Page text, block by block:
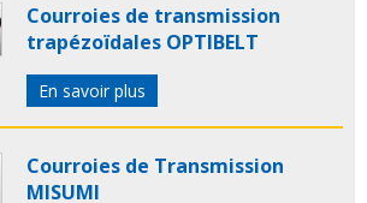
Courroies de transmission
trapézoïdales OPTIBELT
En savoir plus
Courroies de Transmission
MISUMI